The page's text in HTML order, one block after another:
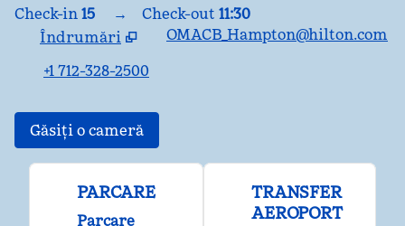
Check-in 15 → Check-out 11:30
Îndrumări
Deschide o filă nouă
OMACB_Hampton@hilton.com
+1 712-328-2500
Găsiți o cameră
PARCARE
Parcare
TRANSFER
AEROPORT